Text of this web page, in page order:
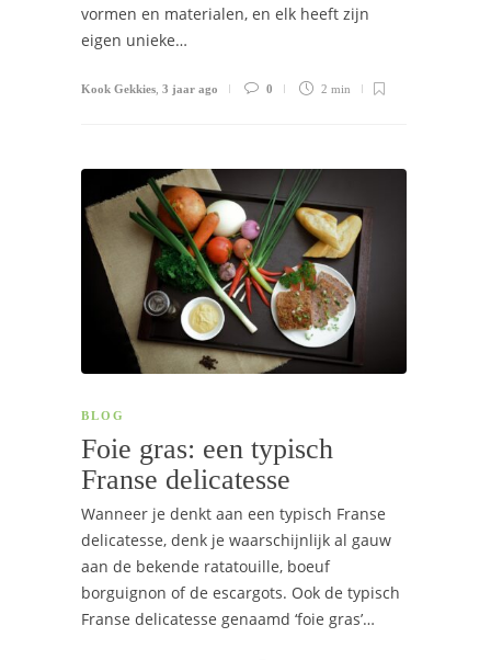
vormen en materialen, en elk heeft zijn
eigen unieke…
Kook Gekkies 3 jaar ago 0 2 min
BLOG
Foie gras: een typisch
Franse delicatesse
Wanneer je denkt aan een typisch Franse
delicatesse, denk je waarschijnlijk al gauw
aan de bekende ratatouille, boeuf
borguignon of de escargots. Ook de typisch
Franse delicatesse genaamd ‘foie gras’…